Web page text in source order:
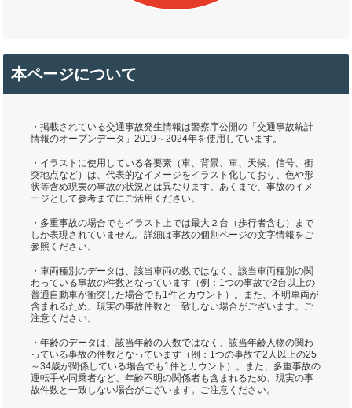
本ページについて
・掲載されている交通事故発生情報は警察庁公開の「交通事故統計
情報のオープンデータ」2019～2024年を使用しています。
・イラストに使用している各要素（車、背景、車、天候、信号、衝
突地点など）は、代表的なイメージをイラスト化しており、色や形
状等含め現実の事故の状況とは異なります。あくまで、事故のイメ
ージとして参考までにご活用ください。
・多重事故の場合でもイラスト上では最大２台（歩行者含む）まで
しか表現されていません。詳細は事故の個別ページの文字情報をご
参照ください。
・車両種別のデータは、該当車両の数ではなく、該当車両種別の関
わっている事故の件数となっています（例：1つの事故で2台以上の
普通自動車が衝突した場合でも1件とカウント）。また、不明車両が
含まれるため、現実の事故件数と一致しない場合がございます。ご
注意ください。
・年齢のデータは、該当年齢の人数ではなく、該当年齢人物の関わ
っている事故の件数となっています（例：1つの事故で2人以上の25
～34歳が関係している場合でも1件とカウント）。また、多重事故の
運転手や同乗者など、年齢不明の関係者も含まれるため、現実の事
故件数と一致しない場合がございます。ご注意ください。